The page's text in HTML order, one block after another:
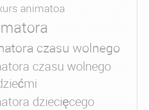
animatoa
czasu wolnego
czasu wolnego
dziecięcego